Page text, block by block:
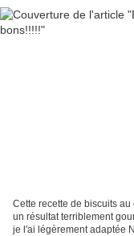
Cette recette de biscuits
un résultat terriblement
je l'ai légèrement adaptée